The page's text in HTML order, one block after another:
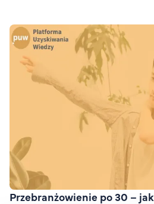
Przebranżowienie po 30 –